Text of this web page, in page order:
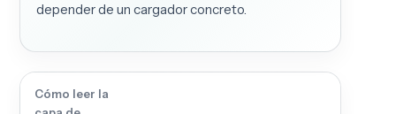
depender de un cargador concreto.
Cómo leer la